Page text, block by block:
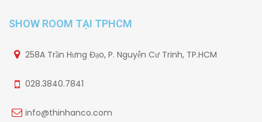
SHOW ROOM TẠI TPHCM
258A Trần Hưng Đạo, P. Nguyễn Cư Trinh, TP.HCM
028.3840.7841
info@thinhanco.com